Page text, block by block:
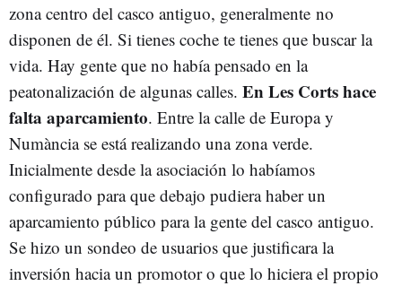
zona centro del casco antiguo, generalmente no
disponen de él. Si tienes coche te tienes que buscar la
vida. Hay gente que no había pensado en la
peatonalización de algunas calles. En Les Corts hace
falta aparcamiento. Entre la calle de Europa y
Numància se está realizando una zona verde.
Inicialmente desde la asociación lo habíamos
configurado para que debajo pudiera haber un
aparcamiento público para la gente del casco antiguo.
Se hizo un sondeo de usuarios que justificara la
inversión hacia un promotor o que lo hiciera el propio